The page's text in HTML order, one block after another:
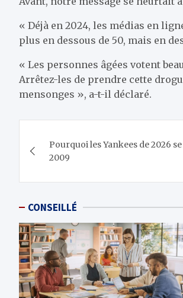
« Déjà en 2024, les médias en
plus en dessous de 50, mais en
« Les personnes âgées votent
Arrêtez-les de prendre cette
mensonges », a-t-il déclaré.
de
l’article
Pourquoi les Yankees de 2026
2009
CONSEILLÉ